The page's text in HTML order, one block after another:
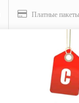
Платные пакеты